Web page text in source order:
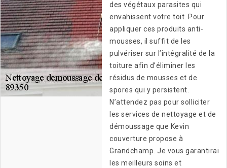
des végétaux parasites qui
envahissent votre toit. Pour
appliquer ces produits anti-
mousses, il suffit de les
pulvériser sur l’intégralité de la
toiture afin d’éliminer les
résidus de mousses et de
spores qui y persistent.
N’attendez pas pour solliciter
les services de nettoyage et de
démoussage que Kevin
couverture propose à
Grandchamp. Je vous garantirai
les meilleurs soins et